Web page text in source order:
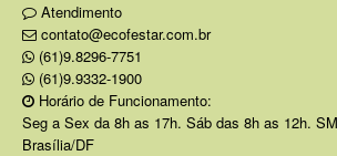
Atendimento
contato@ecofestar.com.br
(61)9.8296-7751
(61)9.9332-1900
Horário de Funcionamento:
Seg a Sex da 8h as 17h. Sáb das 8h as 12h.
Brasília/DF